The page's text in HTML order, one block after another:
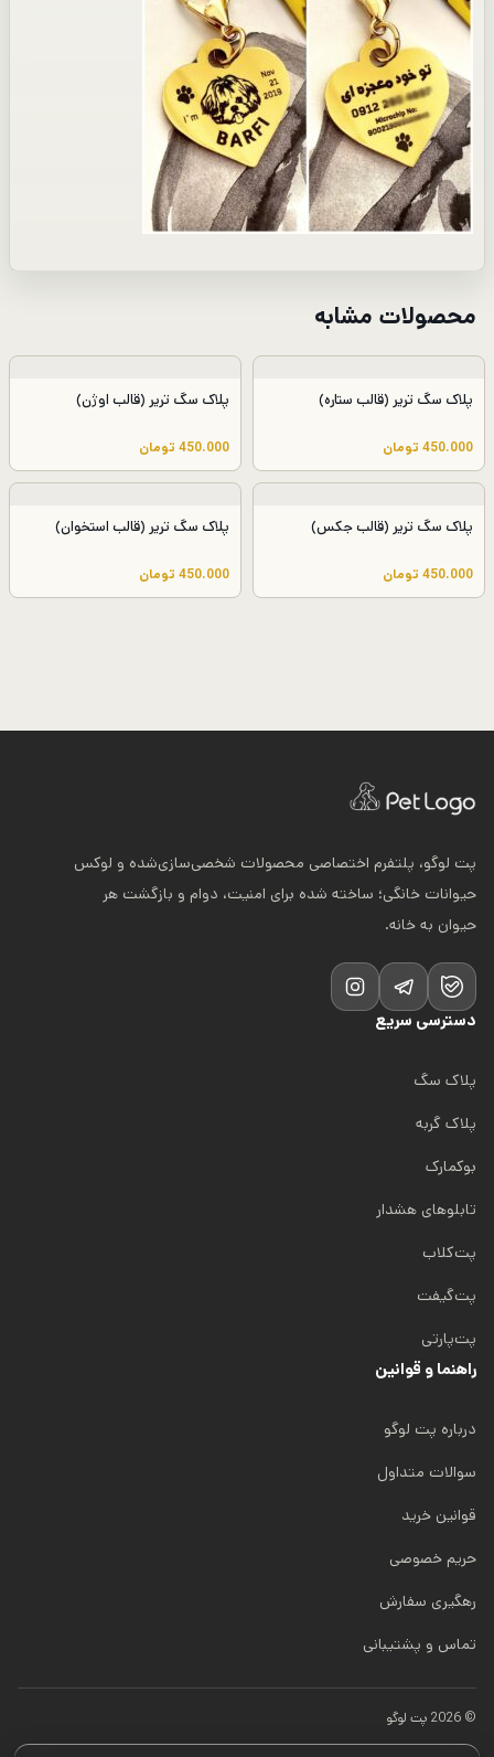
محصولات مشابه
پلاک سگ تریر (قالب ستاره)
450.000 تومان
پلاک سگ تریر (قالب اوژن)
450.000 تومان
پلاک سگ تریر (قالب جکس)
450.000 تومان
پلاک سگ تریر (قالب استخوان)
450.000 تومان
پت لوگو، پلتفرم اختصاصی محصولات شخصی‌سازی‌شده و لوکس
حیوانات خانگی؛ ساخته شده برای امنیت، دوام و بازگشت هر
حیوان به خانه.
دسترسی سریع
پلاک سگ
پلاک گربه
بوکمارک
تابلوهای هشدار
پت‌کلاب
پت‌گیفت
پت‌پارتی
راهنما و قوانین
درباره پت لوگو
سوالات متداول
قوانین خرید
حریم خصوصی
رهگیری سفارش
تماس و پشتیبانی
© 2026 پت لوگو